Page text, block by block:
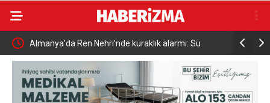
Almanya’da Ren Nehri’nde kuraklık alarmı: Su
seviyesinde tarihi düşüş yaşandı